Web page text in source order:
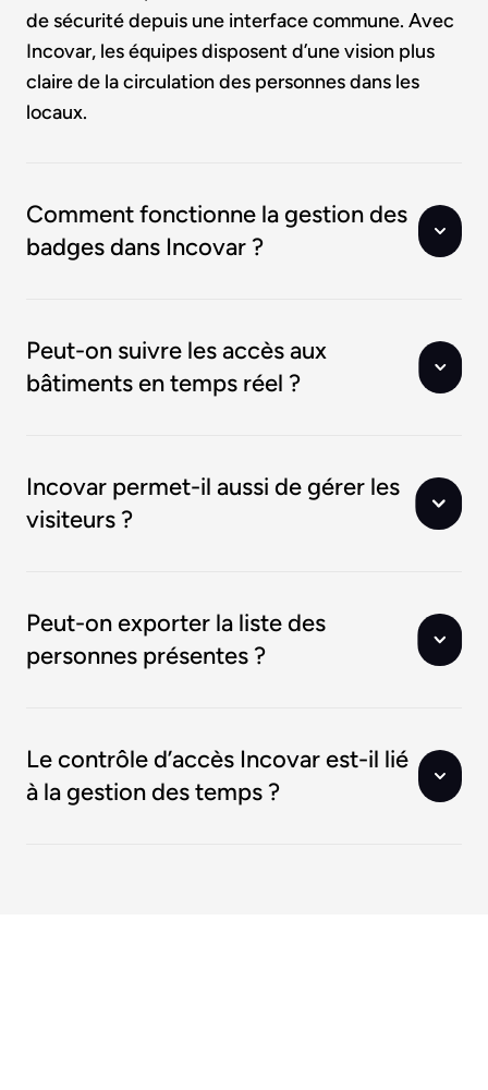
de sécurité depuis une interface commune. Avec
Incovar, les équipes disposent d’une vision plus
claire de la circulation des personnes dans les
locaux.
Comment fonctionne la gestion des
badges dans Incovar ?
Peut-on suivre les accès aux
bâtiments en temps réel ?
Incovar permet-il aussi de gérer les
visiteurs ?
Peut-on exporter la liste des
personnes présentes ?
Le contrôle d’accès Incovar est-il lié
à la gestion des temps ?